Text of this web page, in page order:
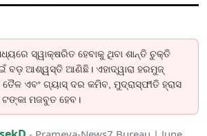
ସ୍ୱାକ୍ଷରିତ ହେବାକୁ ଥିବା ଶାନ୍ତି ଚୁକ୍ତି
ବଡ଼ ଆଶ୍ୱସ୍ତି ଆଣିଛି। ଏହାଦ୍ୱାରା ହରମୁଜ୍
ଏବଂ ଗ୍ୟାସ୍ ଦର କମିବ, ମୁଦ୍ରାସ୍ଫୀତି ହ୍ରାସ
ଟଙ୍କା ମଜବୁତ ହେବ।